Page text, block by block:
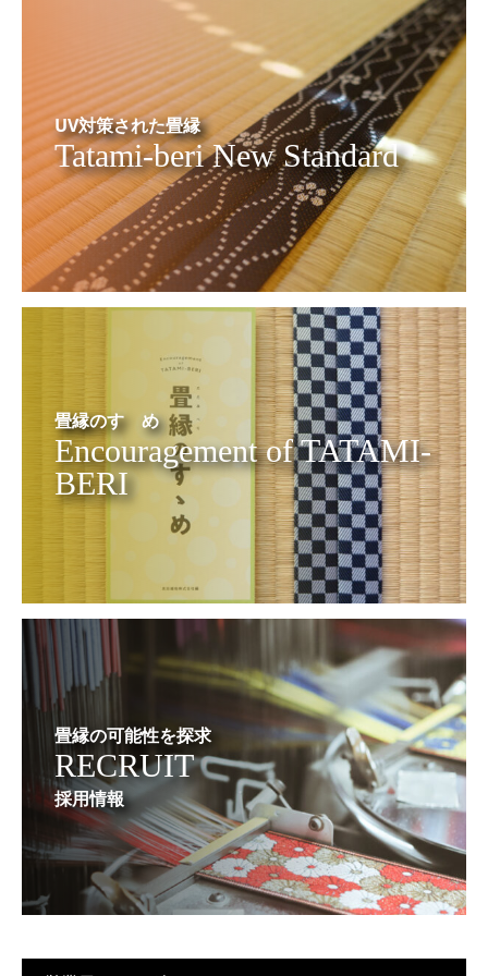
UV対策された畳縁
Tatami-beri New Standard
畳縁のすゝめ
Encouragement of TATAMI-
BERI
畳縁の可能性を探求
RECRUIT
採用情報